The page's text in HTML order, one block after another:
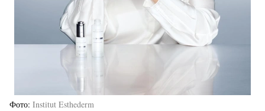
Фото Institut Esthederm